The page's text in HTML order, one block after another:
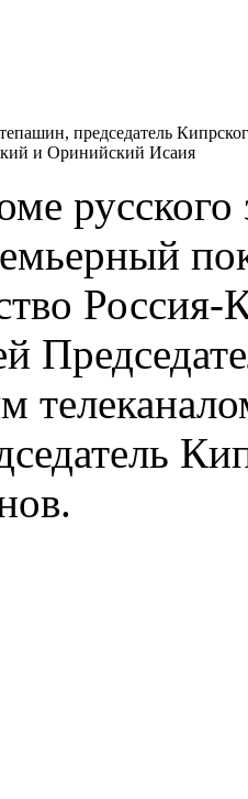
председатель
и Оринийский Исаия
Россия-